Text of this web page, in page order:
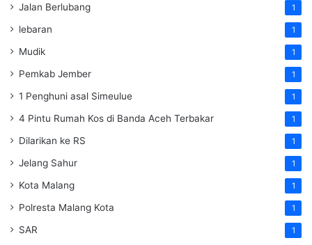
Jalan Berlubang 1
lebaran 1
Mudik 1
Pemkab Jember 1
1 Penghuni asal Simeulue 1
4 Pintu Rumah Kos di Banda Aceh Terbakar 1
Dilarikan ke RS 1
Jelang Sahur 1
Kota Malang 1
Polresta Malang Kota 1
SAR 1